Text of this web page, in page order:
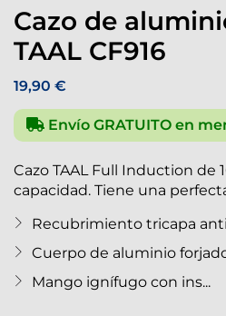
Cazo de
TAAL CF916
19,90 €
Envío GRATUITO en
Cazo TAAL Full Induction de
capacidad. Tiene una
Recubrimiento tricapa
Cuerpo de aluminio
Mango ignífugo con ins...